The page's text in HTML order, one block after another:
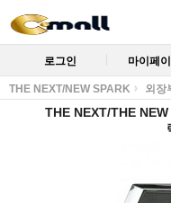
로그인 마이페
THE NEXT/NEW SPARK 외장
THE NEXT/THE